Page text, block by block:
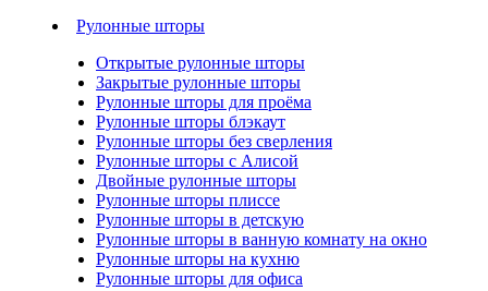
Рулонные шторы
Открытые рулонные шторы
Закрытые рулонные шторы
Рулонные шторы для проёма
Рулонные шторы блэкаут
Рулонные шторы без сверления
Рулонные шторы с Алисой
Двойные рулонные шторы
Рулонные шторы плиссе
Рулонные шторы в детскую
Рулонные шторы в ванную комнату на окно
Рулонные шторы на кухню
Рулонные шторы для офиса